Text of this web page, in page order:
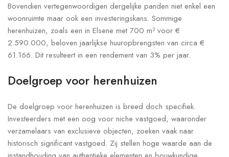
Bovendien vertegenwoordigen dergelijke panden niet enkel een
woonruimte maar ook een investeringskans. Sommige
herenhuizen, zoals een in Elsene met 700 m² voor €
2.590.000, beloven jaarlijkse huuropbrengsten van circa €
61.166. Dit resulteert in een rendement van 3% per jaar.
Doelgroep voor herenhuizen
De doelgroep voor herenhuizen is breed doch specifiek.
Investeerders met een oog voor niche vastgoed, waaronder
verzamelaars van exclusieve objecten, zoeken vaak naar
historisch significant vastgoed. Zij stellen hoge waarde aan de